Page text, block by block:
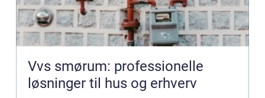
Vvs smørum: professionelle
løsninger til hus og erhverv